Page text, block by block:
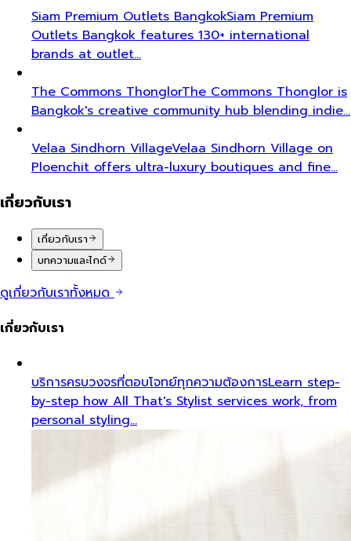
Siam Premium Outlets BangkokSiam Premium
Outlets Bangkok features 130+ international
brands at outlet…
The Commons ThonglorThe Commons Thonglor is
Bangkok's creative community hub blending indie…
Velaa Sindhorn VillageVelaa Sindhorn Village on
Ploenchit offers ultra-luxury boutiques and fine…
เกี่ยวกับเรา
เกี่ยวกับเรา
บทความและไกด์
ดูเกี่ยวกับเราทั้งหมด
เกี่ยวกับเรา
บริการครบวงจรที่ตอบโจทย์ทุกความต้องการLearn step-
by-step how All That's Stylist services work, from
personal styling…